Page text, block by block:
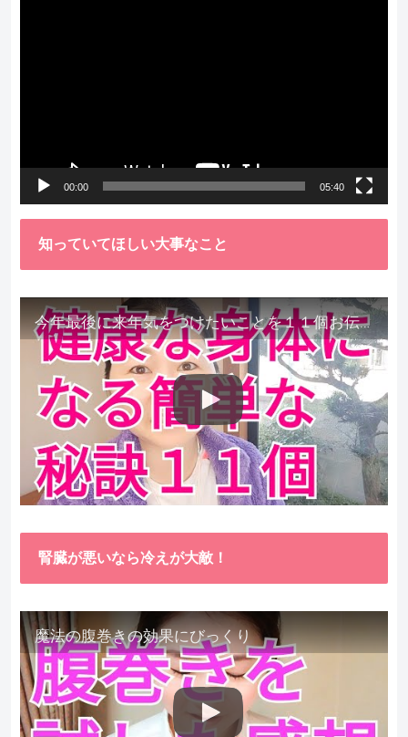
00:00 05:40
知っていてほしい大事なこと
今年最後に来年気をつけたいことを１１個お伝えします。
腎臓が悪いなら冷えが大敵！
魔法の腹巻きの効果にびっくり